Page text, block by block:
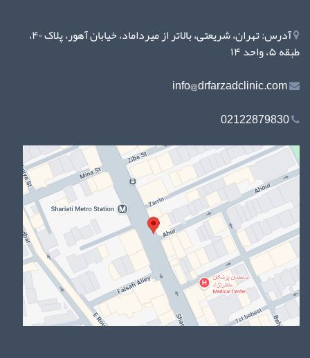
آدرس: تهران، شریعتی، بالاتر از میرداماد، خیابان آهور، پلاک ۴۰،
طبقه ۵، واحد ۱۴
info@drfarzadclinic.com
02122879830